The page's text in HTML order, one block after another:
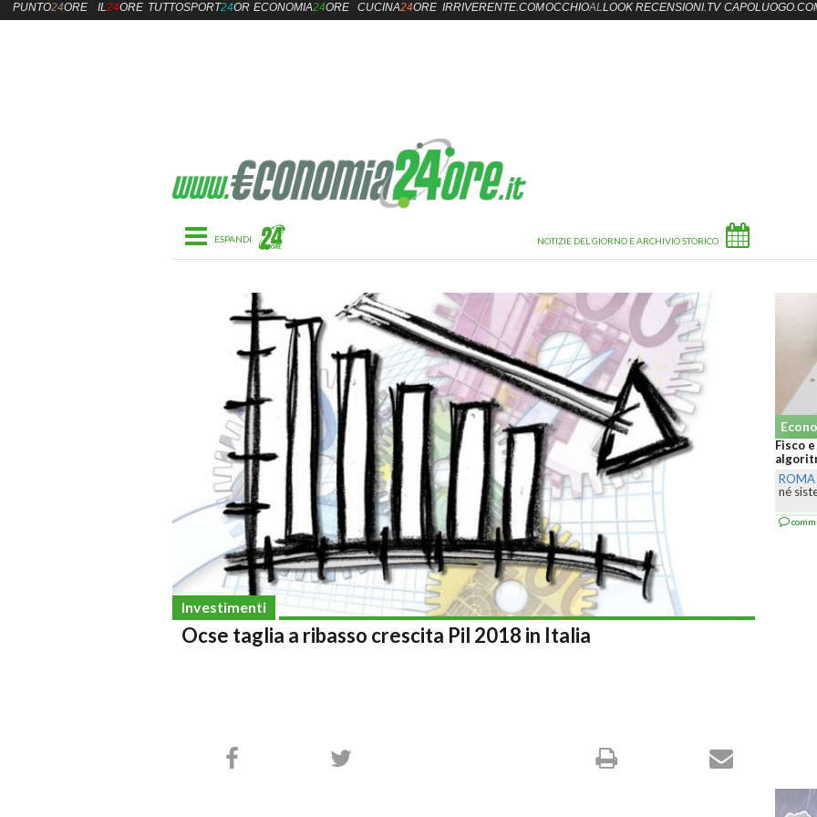
Toggle navigation
Investimenti
Ocse taglia a ribasso crescita Pil 2018 in Italia
Fisco
ROMA
né
PUNTO24ORE IL24ORE TUTTOSPORT24OREECONOMIA24ORE CUCINA24ORE IRRIVERENTE.COMOCCHIOALLOOK RECENSIONI.TV